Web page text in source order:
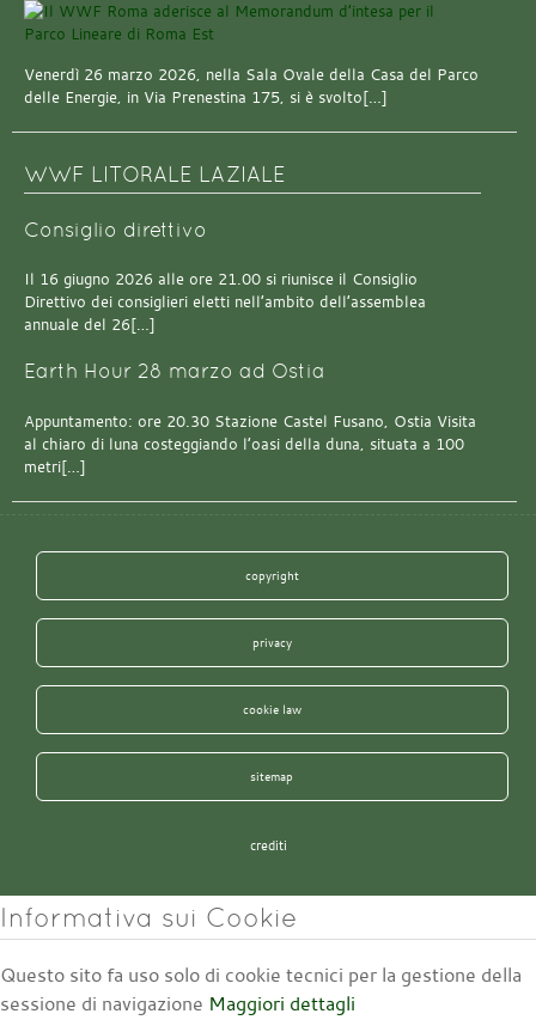
Venerdì 26 marzo 2026, nella Sala Ovale della Casa del Parco
delle Energie, in Via Prenestina 175, si è svolto[…]
WWF LITORALE LAZIALE
Consiglio direttivo
Il 16 giugno 2026 alle ore 21.00 si riunisce il Consiglio
Direttivo dei consiglieri eletti nell’ambito dell’assemblea
annuale del 26[…]
Earth Hour 28 marzo ad Ostia
Appuntamento: ore 20.30 Stazione Castel Fusano, Ostia Visita
al chiaro di luna costeggiando l’oasi della duna, situata a 100
metri[…]
copyright
privacy
cookie law
sitemap
crediti
Informativa sui Cookie
Questo sito fa uso solo di cookie tecnici per la gestione della
sessione di navigazione Maggiori dettagli